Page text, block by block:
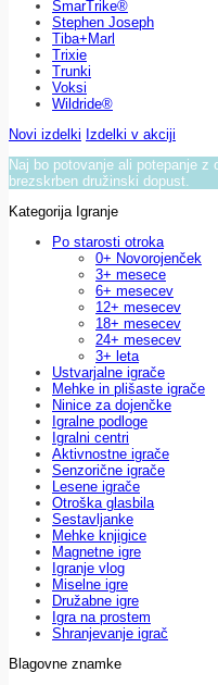
SmarTrike®
Stephen Joseph
Tiba+Marl
Trixie
Trunki
Voksi
Wildride®
Novi izdelki Izdelki v akciji
Naj bo potovanje ali potepanje
brezskrben družinski dopust.
Kategorija Igranje
Po starosti otroka
0+ Novorojenček
3+ mesece
6+ mesecev
12+ mesecev
18+ mesecev
24+ mesecev
3+ leta
Ustvarjalne igrače
Mehke in plišaste igrače
Ninice za dojenčke
Igralne podloge
Igralni centri
Aktivnostne igrače
Senzorične igrače
Lesene igrače
Otroška glasbila
Sestavljanke
Mehke knjigice
Magnetne igre
Igranje vlog
Miselne igre
Družabne igre
Igra na prostem
Shranjevanje igrač
Blagovne znamke